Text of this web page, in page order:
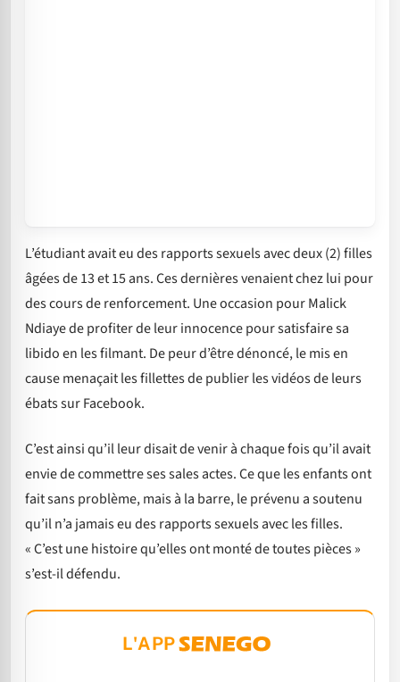
L’étudiant avait eu des rapports sexuels avec deux (2) filles
âgées de 13 et 15 ans. Ces dernières venaient chez lui pour
des cours de renforcement. Une occasion pour Malick
Ndiaye de profiter de leur innocence pour satisfaire sa
libido en les filmant. De peur d’être dénoncé, le mis en
cause menaçait les fillettes de publier les vidéos de leurs
ébats sur Facebook.
C’est ainsi qu’il leur disait de venir à chaque fois qu’il avait
envie de commettre ses sales actes. Ce que les enfants ont
fait sans problème, mais à la barre, le prévenu a soutenu
qu’il n’a jamais eu des rapports sexuels avec les filles.
« C’est une histoire qu’elles ont monté de toutes pièces »
s’est-il défendu.
L'APP